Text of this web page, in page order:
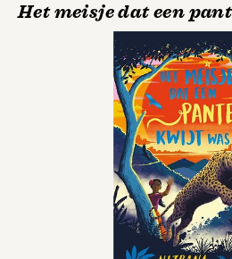
Het meisje dat een